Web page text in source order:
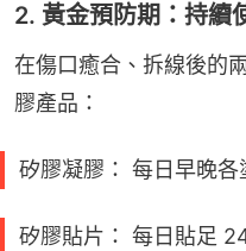
2. 黃金預防期：持續
在傷口癒合、拆線後的
膠產品：
矽膠凝膠： 每日早晚各
矽膠貼片： 每日貼足